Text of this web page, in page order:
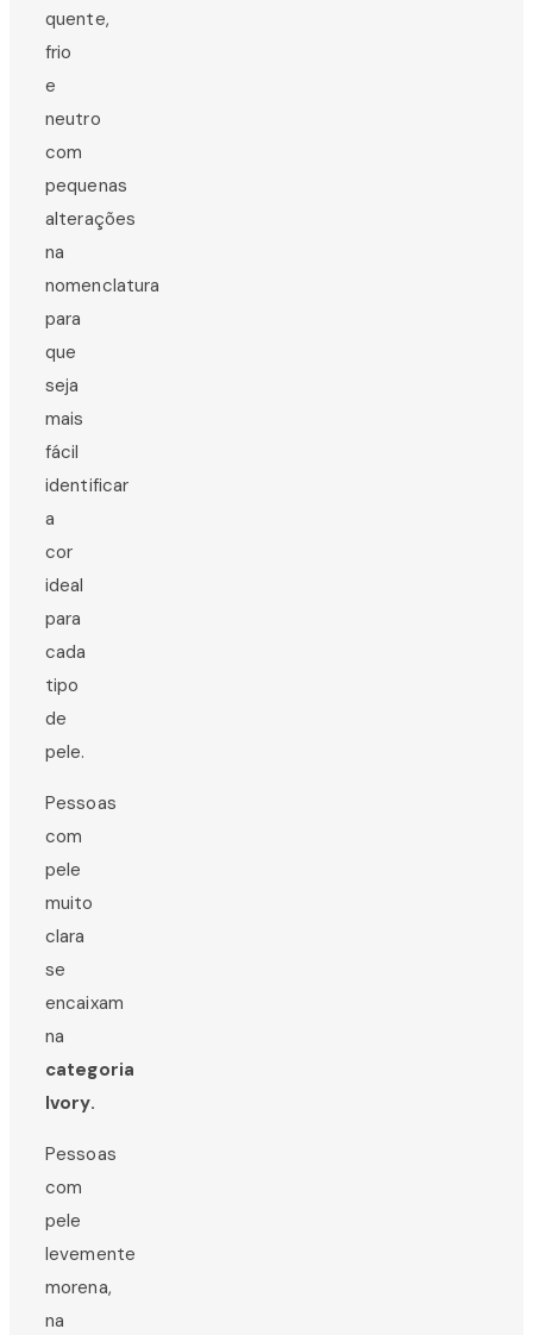
quente,
frio
e
neutro
com
pequenas
alterações
na
nomenclatura
para
que
seja
mais
fácil
identificar
a
cor
ideal
para
cada
tipo
de
pele.
Pessoas
com
pele
muito
clara
se
encaixam
na
categoria
Ivory.
Pessoas
com
pele
levemente
morena,
na